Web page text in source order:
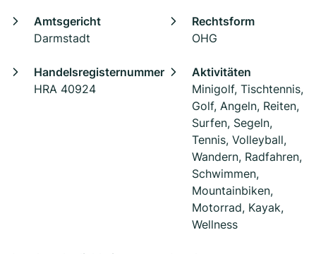
Amtsgericht
Darmstadt
Rechtsform
OHG
Handelsregisternummer
HRA 40924
Aktivitäten
Minigolf, Tischtennis,
Golf, Angeln, Reiten,
Surfen, Segeln,
Tennis, Volleyball,
Wandern, Radfahren,
Schwimmen,
Mountainbiken,
Motorrad, Kayak,
Wellness